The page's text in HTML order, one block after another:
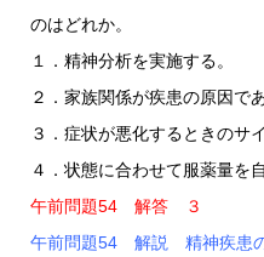
のはどれか。
１．精神分析を実施する。
２．家族関係が疾患の原因で
３．症状が悪化するときのサ
４．状態に合わせて服薬量を
午前問題54 解答 ３
午前問題54 解説 精神疾患の